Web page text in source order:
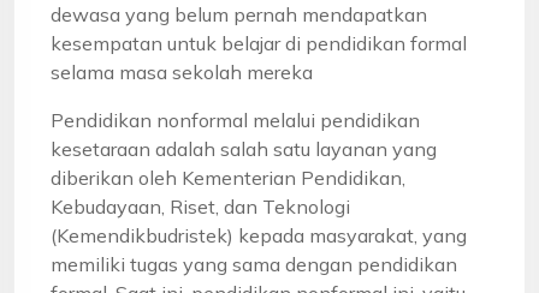
dewasa yang belum pernah mendapatkan
kesempatan untuk belajar di pendidikan formal
selama masa sekolah mereka
Pendidikan nonformal melalui pendidikan
kesetaraan adalah salah satu layanan yang
diberikan oleh Kementerian Pendidikan,
Kebudayaan, Riset, dan Teknologi
(Kemendikbudristek) kepada masyarakat, yang
memiliki tugas yang sama dengan pendidikan